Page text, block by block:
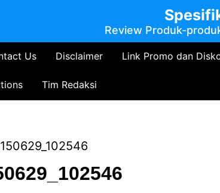
Review Produk-
Us Disclaimer Link Promo dan
Tim Redaksi